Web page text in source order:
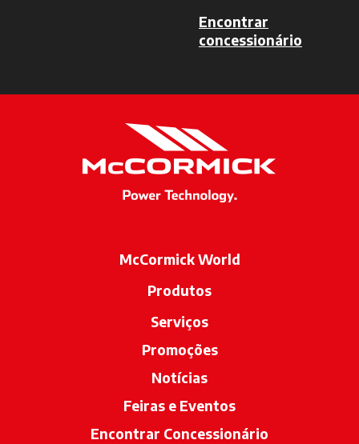
Encontrar
concessionário
McCormick World
Produtos
Serviços
Promoções
Notícias
Feiras e Eventos
Encontrar Concessionário